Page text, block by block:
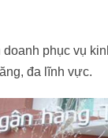
phục vụ
đa lĩnh vực.